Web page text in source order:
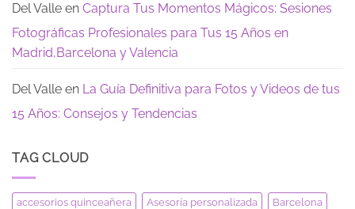
Del Valle en Captura Tus Momentos Mágicos: Sesiones
Fotográficas Profesionales para Tus 15 Años en
Madrid,Barcelona y Valencia
Del Valle en La Guía Definitiva para Fotos y Videos de tus
15 Años: Consejos y Tendencias
TAG CLOUD
accesorios quinceañera Asesoría personalizada Barcelona